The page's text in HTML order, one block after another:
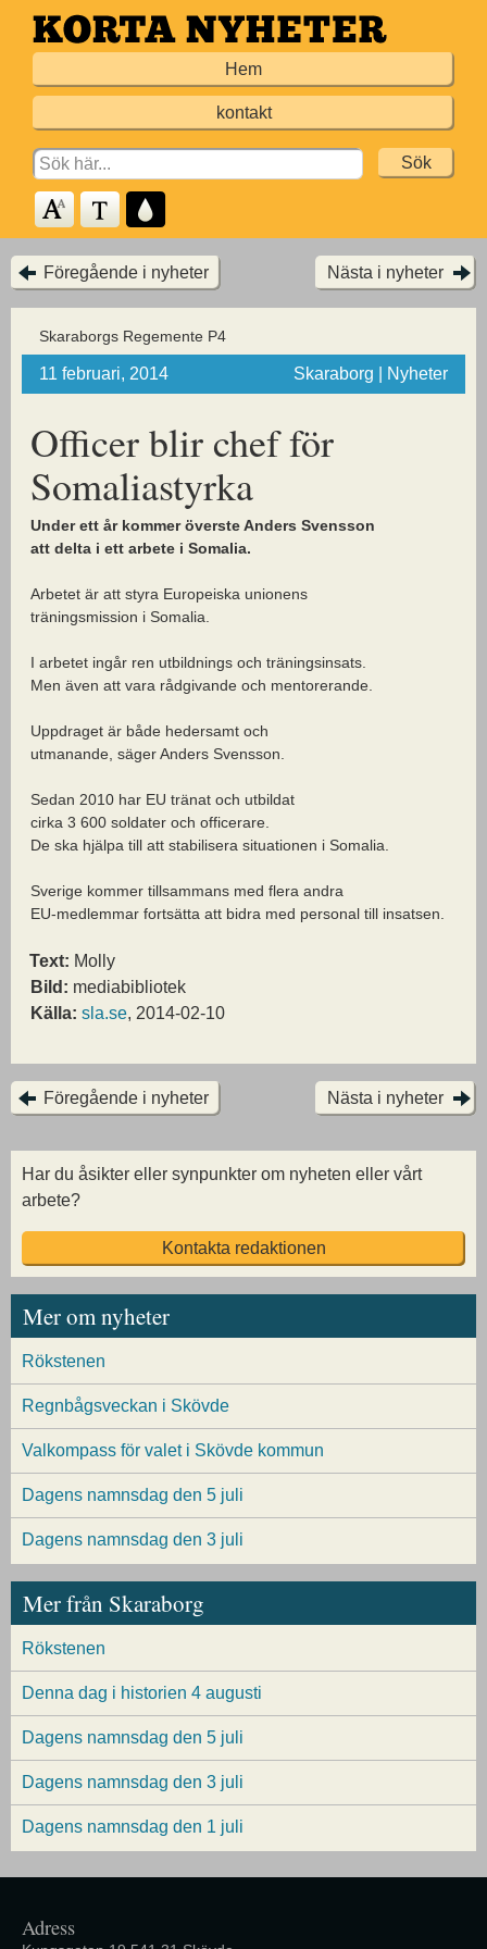
Hoppa
till
Hem
kontakt
Search
for:
Föregående i nyheter Nästa i nyheter
Skaraborgs Regemente P4
11 februari, 2014 Skaraborg | Nyheter
Officer blir chef för
Somaliastyrka
Under ett år kommer överste Anders Svensson
att delta i ett arbete i Somalia.
Arbetet är att styra Europeiska unionens
träningsmission i Somalia.
I arbetet ingår ren utbildnings och träningsinsats.
Men även att vara rådgivande och mentorerande.
Uppdraget är både hedersamt och
utmanande, säger Anders Svensson.
Sedan 2010 har EU tränat och utbildat
cirka 3 600 soldater och officerare.
De ska hjälpa till att stabilisera situationen i Somalia.
Sverige kommer tillsammans med flera andra
EU-medlemmar fortsätta att bidra med personal till insatsen.
Text: Molly
Bild: mediabibliotek
Källa: sla.se, 2014-02-10
Föregående i nyheter Nästa i nyheter
Har du åsikter eller synpunkter om nyheten eller vårt
arbete?
Kontakta redaktionen
Mer om nyheter
Rökstenen
Regnbågsveckan i Skövde
Valkompass för valet i Skövde kommun
Dagens namnsdag den 5 juli
Dagens namnsdag den 3 juli
Mer från Skaraborg
Rökstenen
Denna dag i historien 4 augusti
Dagens namnsdag den 5 juli
Dagens namnsdag den 3 juli
Dagens namnsdag den 1 juli
Adress